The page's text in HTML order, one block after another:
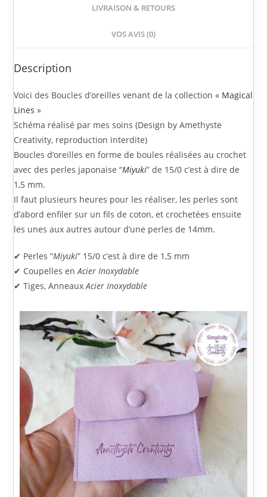
LIVRAISON & RETOURS
VOS AVIS (0)
Description
Voici des Boucles d’oreilles venant de la collection « Magical
Lines »
Schéma réalisé par mes soins (Design by Amethyste
Creativity, reproduction interdite)
Boucles d’oreilles en forme de boules réalisées au crochet
avec des perles japonaise “Miyuki” de 15/0 c’est à dire de
1,5 mm.
Il faut plusieurs heures pour les réaliser, les perles sont
d’abord enfiler sur un fils de coton, et crochetées ensuite
les unes aux autres autour d’une perles de 14mm.
✔ Perles “Miyuki” 15/0 c’est à dire de 1,5 mm
✔ Coupelles enAcier Inoxydable
✔ Tiges, AnneauxAcier Inoxydable